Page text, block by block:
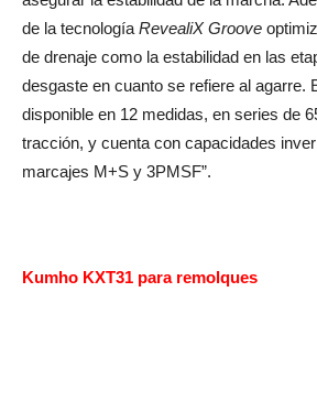
de la tecnología RevealiX Groove
de drenaje como la estabilidad en las
desgaste en cuanto se refiere al agarre.
disponible en 12 medidas, en series de
tracción, y cuenta con capacidades
marcajes M+S y 3PMSF”.
Kumho KXT31 para remolques